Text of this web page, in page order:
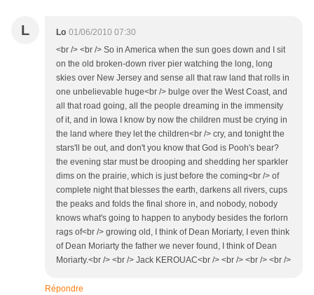
L Lo 01/06/2010 07:30
<br /> <br /> So in America when the sun goes down and I sit
on the old broken-down river pier watching the long, long
skies over New Jersey and sense all that raw land that rolls in
one unbelievable huge<br /> bulge over the West Coast, and
all that road going, all the people dreaming in the immensity
of it, and in Iowa I know by now the children must be crying in
the land where they let the children<br /> cry, and tonight the
stars'll be out, and don't you know that God is Pooh's bear?
the evening star must be drooping and shedding her sparkler
dims on the prairie, which is just before the coming<br /> of
complete night that blesses the earth, darkens all rivers, cups
the peaks and folds the final shore in, and nobody, nobody
knows what's going to happen to anybody besides the forlorn
rags of<br /> growing old, I think of Dean Moriarty, I even think
of Dean Moriarty the father we never found, I think of Dean
Moriarty.<br /> <br /> Jack KEROUAC<br /> <br /> <br /> <br />
Répondre